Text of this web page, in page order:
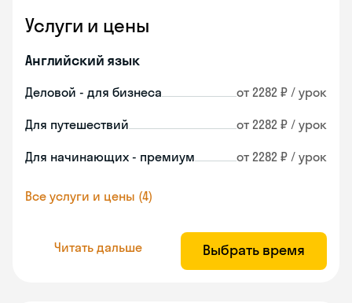
Услуги и цены
Английский язык
Деловой - для бизнеса от 2282 ₽ / урок
Для путешествий от 2282 ₽ / урок
Для начинающих - премиум от 2282 ₽ / урок
Все услуги и цены (4)
Читать дальше Выбрать время